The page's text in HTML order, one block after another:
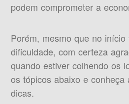
podem comprometer a
Porém, mesmo que no
dificuldade, com certeza
quando estiver colhendo os
os tópicos abaixo e conheça
dicas.